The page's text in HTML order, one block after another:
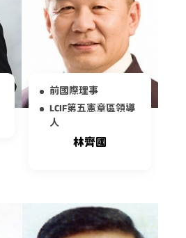
前國際理事
LCIF第五憲章區領導
人
林齊國